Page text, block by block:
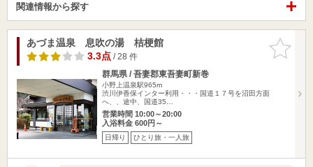
関連情報から探す
お気に入
りに追加
あづま温泉 息吹の湯 桔梗館
3.3点/ 28 件
群馬県 / 吾妻郡東吾妻町新巻
小野上温泉駅965m
渋川伊香保インター利用・・・国道１７号を沼田方面
へ、、途中、国道35…
営業時間 10:00～20:00
入浴料金 600円～
日帰り ひとり旅・一人旅